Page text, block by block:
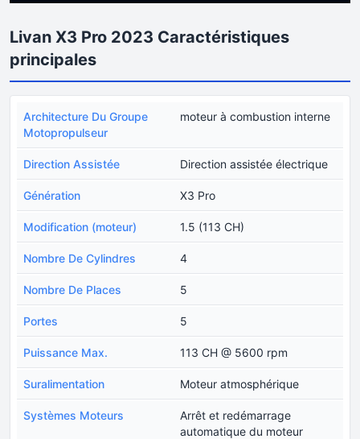
Livan X3 Pro 2023 Caractéristiques
principales
Architecture Du Groupe
Motopropulseur
moteur à combustion interne
Direction Assistée Direction assistée électrique
Génération X3 Pro
Modification (moteur) 1.5 (113 CH)
Nombre De Cylindres 4
Nombre De Places 5
Portes 5
Puissance Max. 113 CH @ 5600 rpm
Suralimentation Moteur atmosphérique
Systèmes Moteurs
Arrêt et redémarrage
automatique du moteur